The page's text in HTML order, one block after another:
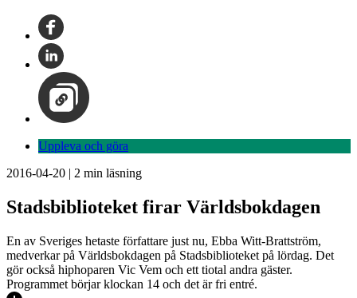
Uppleva och göra
2016-04-20 | 2 min läsning
Stadsbiblioteket firar Världsbokdagen
En av Sveriges hetaste författare just nu, Ebba Witt-Brattström,
medverkar på Världsbokdagen på Stadsbiblioteket på lördag. Det
gör också hiphoparen Vic Vem och ett tiotal andra gäster.
Programmet börjar klockan 14 och det är fri entré.